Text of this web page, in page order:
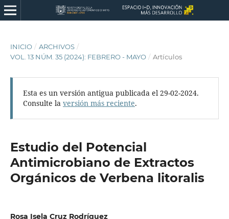
INICIO / ARCHIVOS /
VOL. 13 NÚM. 35 (2024): FEBRERO - MAYO / Artículos
Esta es un versión antigua publicada el 29-02-2024.
Consulte la versión más reciente.
Estudio del Potencial
Antimicrobiano de Extractos
Orgánicos de Verbena litoralis
Rosa Isela Cruz Rodríguez